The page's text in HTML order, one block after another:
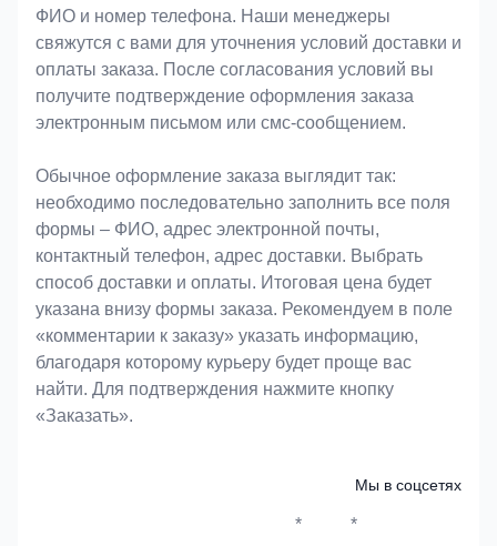
ФИО и номер телефона. Наши менеджеры
свяжутся с вами для уточнения условий доставки и
оплаты заказа. После согласования условий вы
получите подтверждение оформления заказа
электронным письмом или смс-сообщением.
Обычное оформление заказа выглядит так:
необходимо последовательно заполнить все поля
формы – ФИО, адрес электронной почты,
контактный телефон, адрес доставки. Выбрать
способ доставки и оплаты. Итоговая цена будет
указана внизу формы заказа. Рекомендуем в поле
«комментарии к заказу» указать информацию,
благодаря которому курьеру будет проще вас
найти. Для подтверждения нажмите кнопку
«Заказать».
Мы в соцсетях
* *